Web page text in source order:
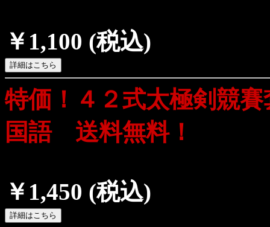
￥1,100 (税込)
特価！４２式太極剣
国語 送料無料！
￥1,450 (税込)